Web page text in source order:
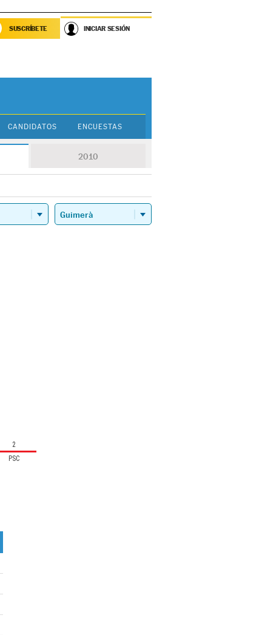
SUSCRÍBETE INICIAR SESIÓN
CANDIDATOS ENCUESTAS
2010
PSC
2